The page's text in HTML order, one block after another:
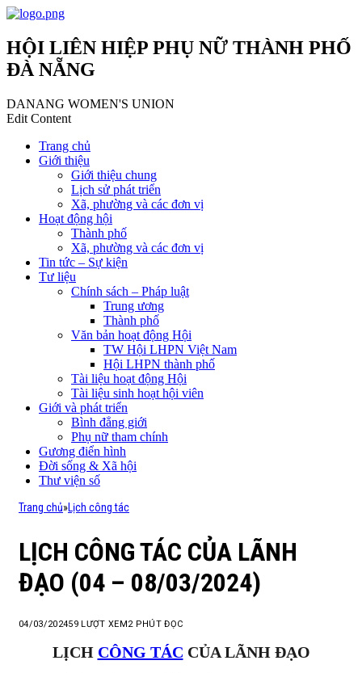
HỘI LIÊN HIỆP PHỤ NỮ THÀNH PHỐ
ĐÀ NẴNG
DANANG WOMEN'S UNION
Edit Content
Trang chủ
Giới thiệu
Giới thiệu chung
Lịch sử phát triển
Xã, phường và các đơn vị
Hoạt động hội
Thành phố
Xã, phường và các đơn vị
Tin tức – Sự kiện
Tư liệu
Chính sách – Pháp luật
Trung ương
Thành phố
Văn bản hoạt động Hội
TW Hội LHPN Việt Nam
Hội LHPN thành phố
Tài liệu hoạt động Hội
Tài liệu sinh hoạt hội viên
Giới và phát triển
Bình đẳng giới
Phụ nữ tham chính
Gương điển hình
Đời sống & Xã hội
Thư viện số
Trang chủ»Lịch công tác
LỊCH CÔNG TÁC CỦA LÃNH
ĐẠO (04 – 08/03/2024)
04/03/202459 LƯỢT XEM 2 PHÚT ĐỌC
LỊCH CÔNG TÁC CỦA LÃNH ĐẠO